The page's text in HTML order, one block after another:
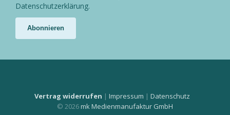
Datenschutzerklärung.
Vertrag widerrufen | Impressum | Datenschutz
© 2026mk Medienmanufaktur GmbH